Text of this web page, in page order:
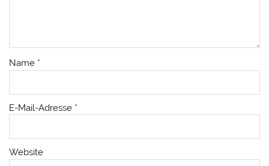
Name *
E-Mail-Adresse *
Website